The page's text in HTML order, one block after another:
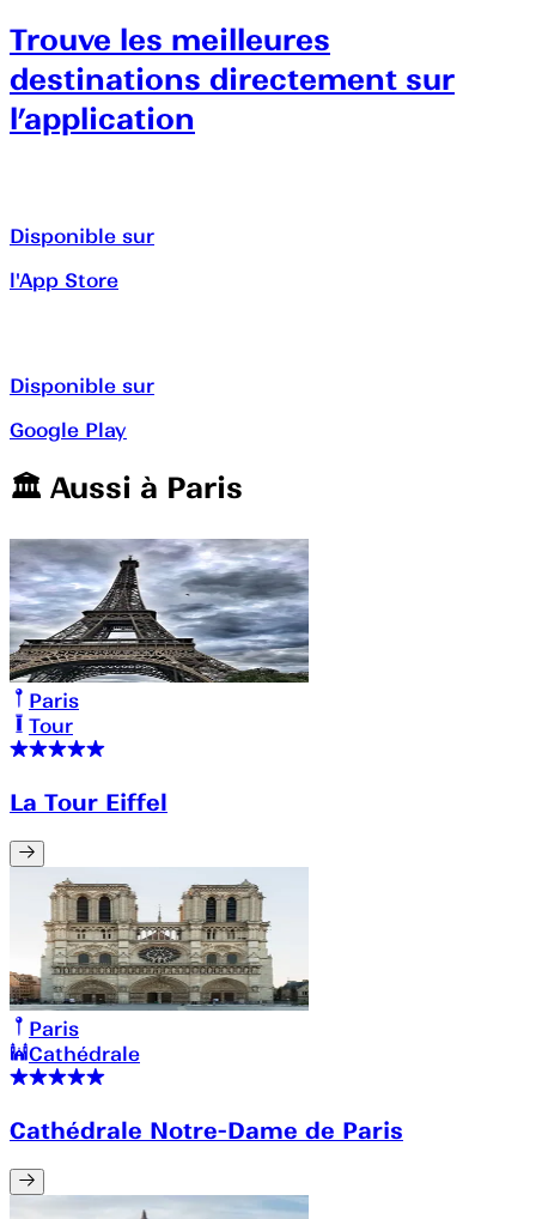
Trouve les meilleures
destinations directement sur
l’application
Disponible sur
l'App Store
Disponible sur
Google Play
🏛️️ Aussi à Paris
Paris
Tour
La Tour Eiffel
Paris
Cathédrale
Cathédrale Notre-Dame de Paris